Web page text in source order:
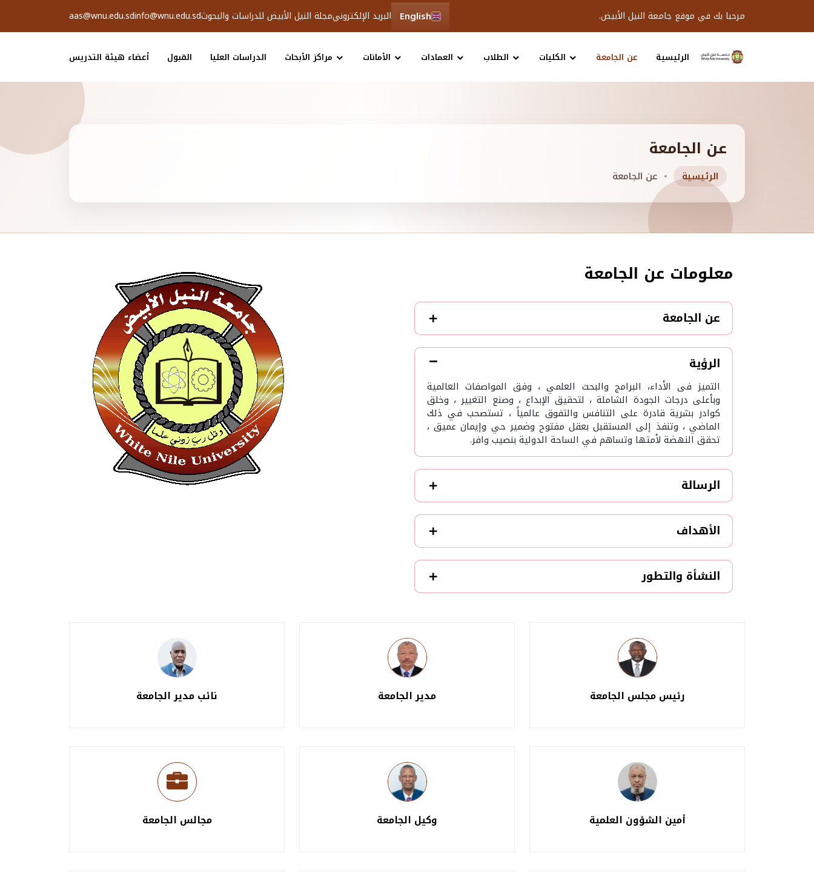
مرحبا بك في موقع جامعة النيل الأبيض. English البريد الإلكترونيمجلة النيل الأبيض للدراسات والبحوثinfo@wnu.edu.sd
aas@wnu.edu.sd
الرئيسية عن الجامعة الكليات الطلاب العمادات الأمانات مراكز الأبحاث الدراسات العليا القبول أعضاء هيئة التدريس
عن الجامعة
الرئيسية عن الجامعة
معلومات عن الجامعة
عن الجامعة
الرؤية
التميز فى الأداء، البرامج والبحث العلمي ، وفق المواصفات العالمية
وبأعلى درجات الجودة الشاملة ، لتحقيق الإبداع ، وصنع التغيير ، وخلق
كوادر بشرية قادرة على التنافس والتفوق عالمياً ، تستصحب في ذلك
الماضي ، وتنفذ إلى المستقبل بعقل مفتوح وضمير حي وإيمان عميق ،
تحقق النهضة لأمتها وتساهم في الساحة الدولية بنصيب وافر.
الرسالة
الأهداف
النشأة والتطور
رئيس مجلس الجامعة مدير الجامعة نائب مدير الجامعة
أمين الشؤون العلمية وكيل الجامعة مجالس الجامعة